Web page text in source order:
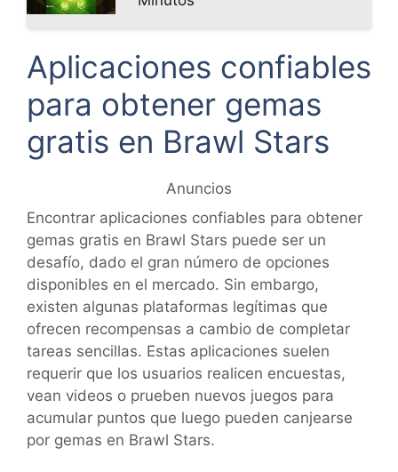
Aplicaciones confiables
para obtener gemas
gratis en Brawl Stars
Anuncios
Encontrar aplicaciones confiables para obtener
gemas gratis en Brawl Stars puede ser un
desafío, dado el gran número de opciones
disponibles en el mercado. Sin embargo,
existen algunas plataformas legítimas que
ofrecen recompensas a cambio de completar
tareas sencillas. Estas aplicaciones suelen
requerir que los usuarios realicen encuestas,
vean videos o prueben nuevos juegos para
acumular puntos que luego pueden canjearse
por gemas en Brawl Stars.